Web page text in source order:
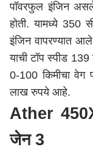
पॉवरफुल इंजिन
होती. यामध्ये 350
इंजिन वापरण्यात
याची टॉप स्पीड
0-100 किमीचा
लाख रुपये आहे.
Ather
जेन 3